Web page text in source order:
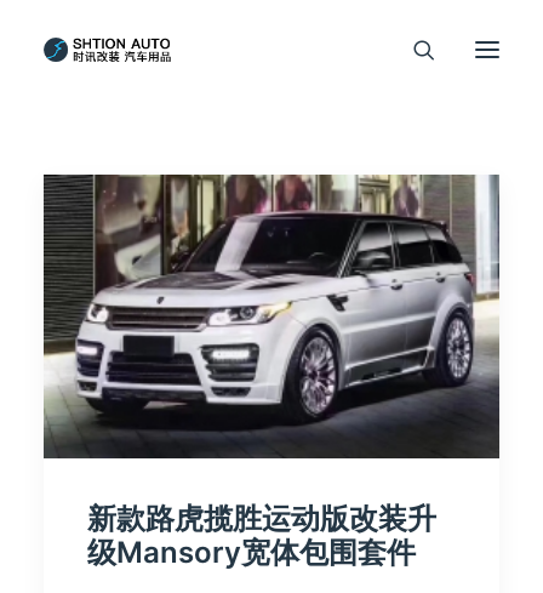
新款路虎揽胜运动版改装升
级Mansory宽体包围套件